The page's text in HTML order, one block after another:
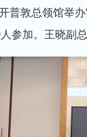
普敦总领馆举
参加。王晓副总